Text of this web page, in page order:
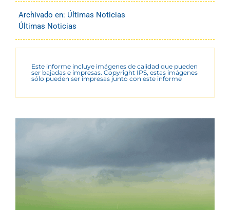
Archivado en: Últimas Noticias
Últimas Noticias
Este informe incluye imágenes de calidad que pueden
ser bajadas e impresas. Copyright IPS, estas imágenes
sólo pueden ser impresas junto con este informe